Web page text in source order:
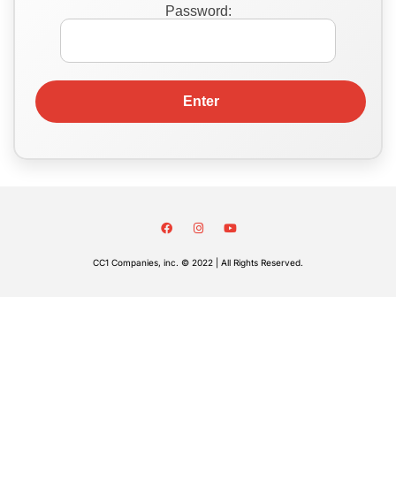
Password:
CC1 Companies, inc. © 2022 | All Rights Reserved.